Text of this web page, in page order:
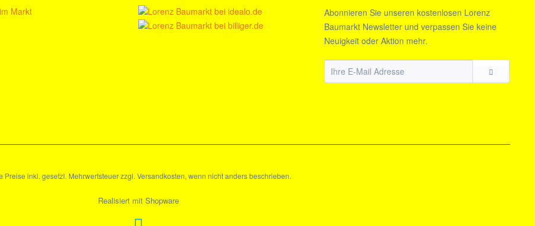
Abonnieren Sie unseren kostenlosen Lorenz
Baumarkt Newsletter und verpassen Sie keine
Neuigkeit oder Aktion mehr.
Preise inkl. gesetzl. Mehrwertsteuer zzgl. Versandkosten, wenn nicht anders beschrieben.
Realisiert mit Shopware